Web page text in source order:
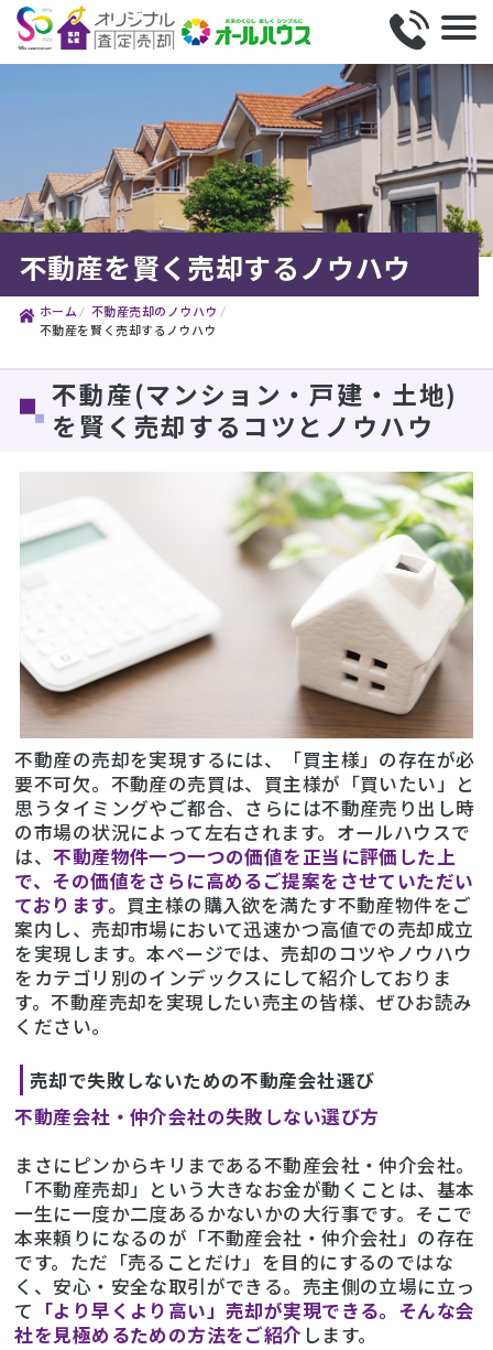
不動産を賢く売却するノウハウ
ホーム
不動産売却のノウハウ
不動産を賢く売却するノウハウ
不動産(マンション・戸建・土地)
を賢く売却するコツとノウハウ
不動産の売却を実現するには、「買主様」の存在が必
要不可欠。不動産の売買は、買主様が「買いたい」と
思うタイミングやご都合、さらには不動産売り出し時
の市場の状況によって左右されます。オールハウスで
は、不動産物件一つ一つの価値を正当に評価した上
で、その価値をさらに高めるご提案をさせていただい
ております。 買主様の購入欲を満たす不動産物件をご
案内し、売却市場において迅速かつ高値での売却成立
を実現します。本ページでは、売却のコツやノウハウ
をカテゴリ別のインデックスにして紹介しておりま
す。不動産売却を実現したい売主の皆様、ぜひお読み
ください。
売却で失敗しないための不動産会社選び
不動産会社・仲介会社の失敗しない選び方
まさにピンからキリまである不動産会社・仲介会社。
「不動産売却」という大きなお金が動くことは、基本
一生に一度か二度あるかないかの大行事です。そこで
本来頼りになるのが「不動産会社・仲介会社」の存在
です。ただ「売ることだけ」を目的にするのではな
く、安心・安全な取引ができる。売主側の立場に立っ
て 「より早くより高い」売却が実現できる。そんな会
社を見極めるための方法をご紹介 します。